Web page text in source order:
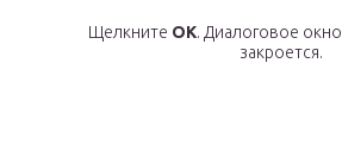
Щелкните OK. Диалоговое
закроется.